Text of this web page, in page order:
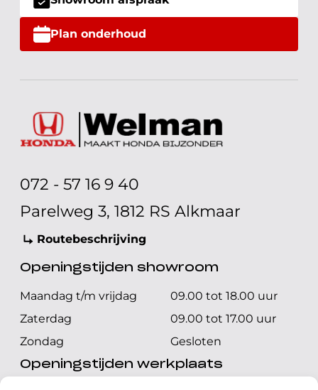
Plan onderhoud
072 - 57 16 9 40
Parelweg 3, 1812 RS Alkmaar
Routebeschrijving
Openingstijden showroom
Maandag t/m vrijdag
09.00 tot 18.00 uur
Zaterdag
09.00 tot 17.00 uur
Zondag
Gesloten
Openingstijden werkplaats